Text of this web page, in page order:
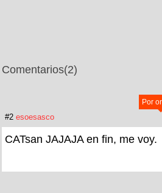
Comentarios(2)
Por
#2 esoesasco
CATsan JAJAJA en fin, me voy.